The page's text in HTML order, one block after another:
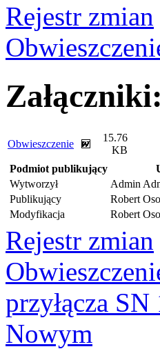
Rejestr zmian
Załączniki:
Obwieszczenie
15.76
KB
Podmiot publikujący
Wytworzył
Admin
Publikujący
Robert
Modyfikacja
Robert
Rejestr zmian
przyłącza
Nowym